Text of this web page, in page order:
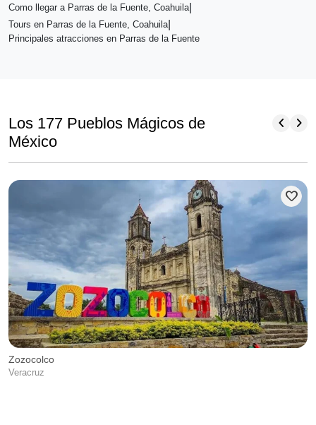
Como llegar a Parras de la Fuente, Coahuila|
Tours en Parras de la Fuente, Coahuila|
Principales atracciones en Parras de la Fuente
Los 177 Pueblos Mágicos de
México
chevron_left chevron_right
favorite
Zozocolco
Veracruz